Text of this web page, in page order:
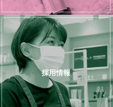
採用情報